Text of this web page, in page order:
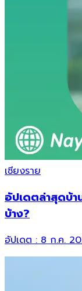
เชียงราย
อัปเดตล่าสุดบ้า
บ้าง?
อัปเดต : 8 ก.ค.